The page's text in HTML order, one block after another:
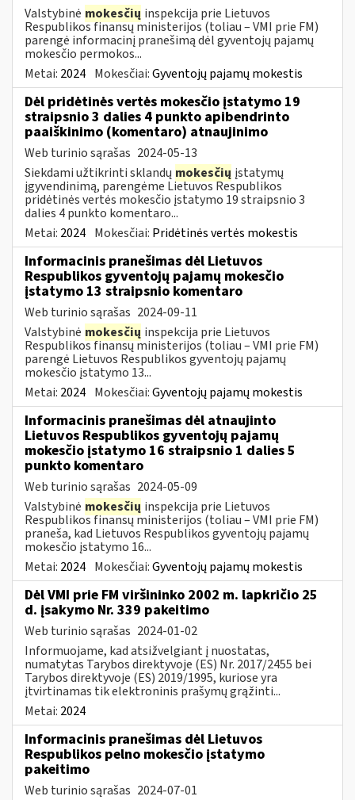
Valstybinė mokesčių inspekcija prie Lietuvos
Respublikos finansų ministerijos (toliau – VMI prie FM)
parengė informacinį pranešimą dėl gyventojų pajamų
mokesčio permokos...
Metai: 2024 Mokesčiai:Gyventojų pajamų mokestis
Dėl pridėtinės vertės mokesčio įstatymo 19
straipsnio 3 dalies 4 punkto apibendrinto
paaiškinimo (komentaro) atnaujinimo
Web turinio sąrašas 2024-05-13
Siekdami užtikrinti sklandų mokesčių įstatymų
įgyvendinimą, parengėme Lietuvos Respublikos
pridėtinės vertės mokesčio įstatymo 19 straipsnio 3
dalies 4 punkto komentaro...
Metai: 2024 Mokesčiai: Pridėtinės vertės mokestis
Informacinis pranešimas dėl Lietuvos
Respublikos gyventojų pajamų mokesčio
įstatymo 13 straipsnio komentaro
Web turinio sąrašas 2024-09-11
Valstybinė mokesčių inspekcija prie Lietuvos
Respublikos finansų ministerijos (toliau – VMI prie FM)
parengė Lietuvos Respublikos gyventojų pajamų
mokesčio įstatymo 13...
Metai: 2024 Mokesčiai:Gyventojų pajamų mokestis
Informacinis pranešimas dėl atnaujinto
Lietuvos Respublikos gyventojų pajamų
mokesčio įstatymo 16 straipsnio 1 dalies 5
punkto komentaro
Web turinio sąrašas 2024-05-09
Valstybinė mokesčių inspekcija prie Lietuvos
Respublikos finansų ministerijos (toliau – VMI prie FM)
praneša, kad Lietuvos Respublikos gyventojų pajamų
mokesčio įstatymo 16...
Metai: 2024 Mokesčiai:Gyventojų pajamų mokestis
Dėl VMI prie FM viršininko 2002 m. lapkričio 25
d. įsakymo Nr. 339 pakeitimo
Web turinio sąrašas 2024-01-02
Informuojame, kad atsižvelgiant į nuostatas,
numatytas Tarybos direktyvoje (ES) Nr. 2017/2455 bei
Tarybos direktyvoje (ES) 2019/1995, kuriose yra
įtvirtinamas tik elektroninis prašymų grąžinti...
Metai: 2024
Informacinis pranešimas dėl Lietuvos
Respublikos pelno mokesčio įstatymo
pakeitimo
Web turinio sąrašas 2024-07-01